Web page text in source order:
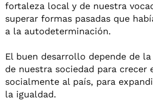
fortaleza local y de nuestra
superar formas pasadas que
a la autodeterminación.
El buen desarrollo depende de
de nuestra sociedad para crecer
socialmente al país, para
la igualdad.